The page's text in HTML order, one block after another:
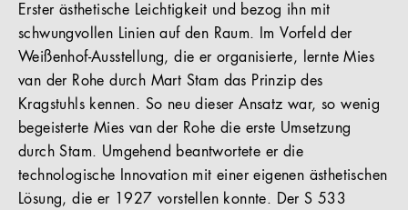
Erster ästhetische Leichtigkeit und bezog ihn mit
schwungvollen Linien auf den Raum. Im Vorfeld der
Weißenhof-Ausstellung, die er organisierte, lernte Mies
van der Rohe durch Mart Stam das Prinzip des
Kragstuhls kennen. So neu dieser Ansatz war, so wenig
begeisterte Mies van der Rohe die erste Umsetzung
durch Stam. Umgehend beantwortete er die
technologische Innovation mit einer eigenen ästhetischen
Lösung, die er 1927 vorstellen konnte. Der S 533